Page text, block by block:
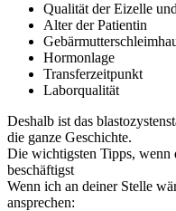
Qualität der Eizelle
Alter der Patientin
Hormonlage
Transferzeitpunkt
Laborqualität
Deshalb ist das
die ganze Geschichte.
Die wichtigsten Tipps, wenn
beschäftigst
Wenn ich an deiner Stelle
ansprechen: